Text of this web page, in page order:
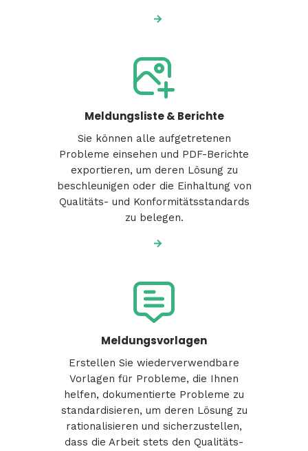
Meldungsliste & Berichte
Sie können alle aufgetretenen
Probleme einsehen und PDF-Berichte
exportieren, um deren Lösung zu
beschleunigen oder die Einhaltung von
Qualitäts- und Konformitätsstandards
zu belegen.
Meldungsvorlagen
Erstellen Sie wiederverwendbare
Vorlagen für Probleme, die Ihnen
helfen, dokumentierte Probleme zu
standardisieren, um deren Lösung zu
rationalisieren und sicherzustellen,
dass die Arbeit stets den Qualitäts-